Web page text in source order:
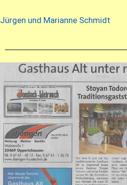
Jürgen und Marianne Schmidt